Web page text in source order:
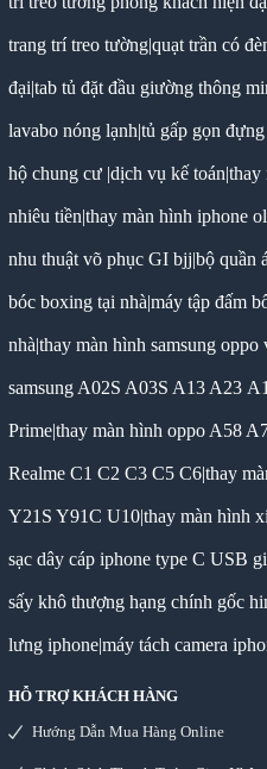
trang trí treo tường|quạt trần có
đại|tab tủ đặt đầu giường thông
lavabo nóng lạnh|tủ gấp gọn
hộ chung cư|dịch vụ kế toán|thay
nhiêu tiền|thay màn hình iphone
nhu thuật võ phục GI bjj|bộ quần
bóc boxing tại nhà|máy tập đấm
nhà|thay màn hình samsung
samsung A02S A03S A13 A23
Prime|thay màn hình oppo A58
Realme C1 C2 C3 C5 C6|thay
Y21S Y91C U10|thay màn hình
sạc dây cáp iphone type C USB
sấy khô thượng hạng chính gốc
lưng iphone|máy tách camera
HỖ TRỢ KHÁCH HÀNG
Hướng Dẫn Mua Hàng Online